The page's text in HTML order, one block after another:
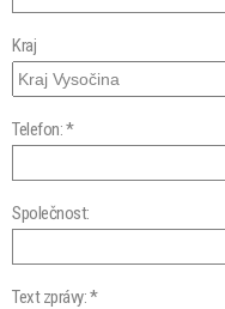
Kraj
Telefon: *
Společnost:
Text zprávy: *